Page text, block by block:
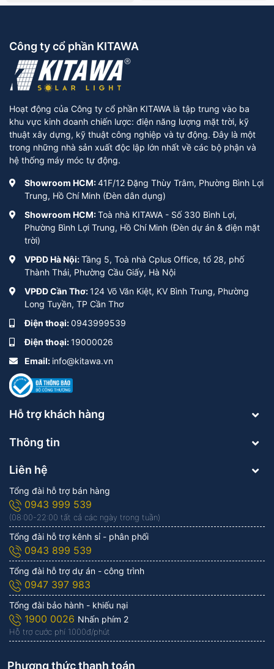
Công ty cổ phần KITAWA
Hoạt động của Công ty cổ phần KITAWA là tập trung vào ba
khu vực kinh doanh chiến lược: điện năng lượng mặt trời, kỹ
thuật xây dựng, kỹ thuật công nghiệp và tự động. Đây là một
trong những nhà sản xuất độc lập lớn nhất về các bộ phận và
hệ thống máy móc tự động.
Showroom HCM:41F/12 Đặng Thùy Trâm, Phường Bình Lợi
Trung, Hồ Chí Minh (Đèn dân dụng)
Showroom HCM:Toà nhà KITAWA - Số 330 Bình Lợi,
Phường Bình Lợi Trung, Hồ Chí Minh (Đèn dự án & điện mặt
trời)
VPĐD Hà Nội:Tầng 5, Toà nhà Cplus Office, tổ 28, phố
Thành Thái, Phường Cầu Giấy, Hà Nội
VPĐD Cần Thơ:124 Võ Văn Kiệt, KV Bình Trung, Phường
Long Tuyền, TP Cần Thơ
Điện thoại:0943999539
Điện thoại:19000026
Email: info@kitawa.vn
Hỗ trợ khách hàng
Thông tin
Liên hệ
Tổng đài hỗ trợ bán hàng
0943 999 539
(08:00-22:00 tất cả các ngày trong tuần)
Tổng đài hỗ trợ kênh sỉ - phân phối
0943 899 539
Tổng đài hỗ trợ dự án - công trình
0947 397 983
Tổng đài bảo hành - khiếu nại
1900 0026 Nhấn phím 2
Hỗ trợ cước phí 1.000đ/phút
Phương thức thanh toán